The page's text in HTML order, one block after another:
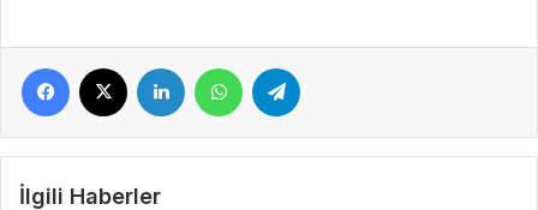
Facebook LinkedIn WhatsApp
İlgili Haberler